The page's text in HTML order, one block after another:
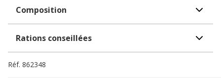
Composition
Rations conseillées
Réf. 862348